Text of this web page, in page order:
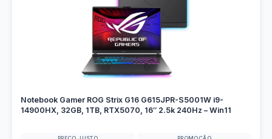
Notebook Gamer ROG Strix G16 G615JPR-S5001W i9-
14900HX, 32GB, 1TB, RTX5070, 16″ 2.5k 240Hz – Win11